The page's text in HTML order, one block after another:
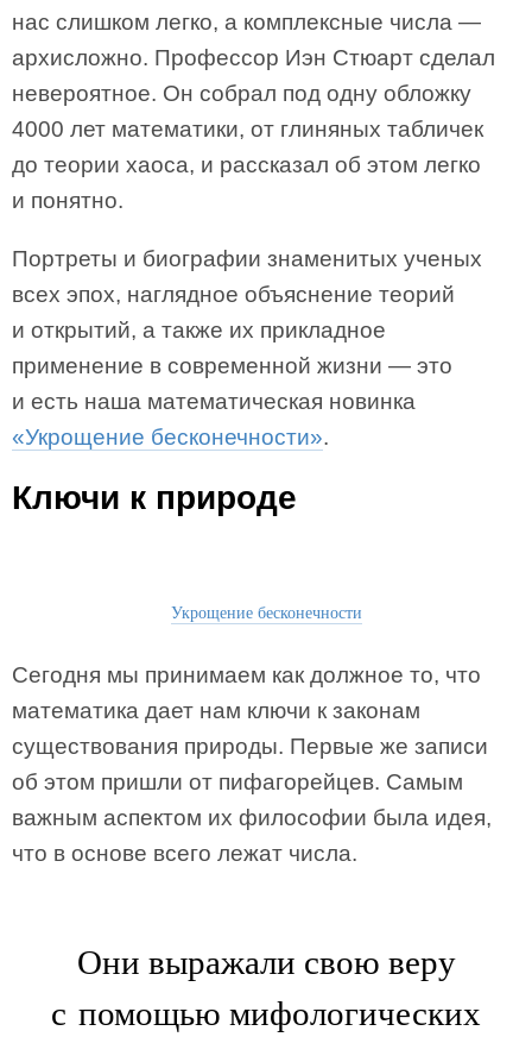
нас слишком легко, а комплексные числа —
архисложно. Профессор Иэн Стюарт сделал
невероятное. Он собрал под одну обложку
4000 лет математики, от глиняных табличек
до теории хаоса, и рассказал об этом легко
и понятно.
Портреты и биографии знаменитых ученых
всех эпох, наглядное объяснение теорий
и открытий, а также их прикладное
применение в современной жизни — это
и есть наша математическая новинка
«Укрощение бесконечности».
Ключи к природе
Укрощение бесконечности
Сегодня мы принимаем как должное то, что
математика дает нам ключи к законам
существования природы. Первые же записи
об этом пришли от пифагорейцев. Самым
важным аспектом их философии была идея,
что в основе всего лежат числа.
Они выражали свою веру
с помощью мифологических